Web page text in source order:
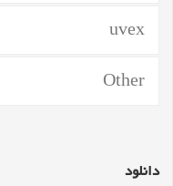
uvex
Other
دانلود